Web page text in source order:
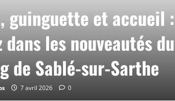
guinguette et accueil :
dans les nouveautés du
de Sablé-sur-Sarthe
7 avril 2026 0